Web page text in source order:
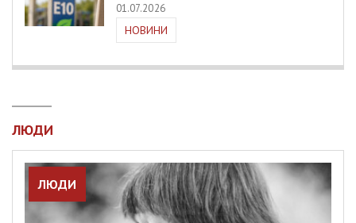
01.07.2026
НОВИНИ
ЛЮДИ
ЛЮДИ